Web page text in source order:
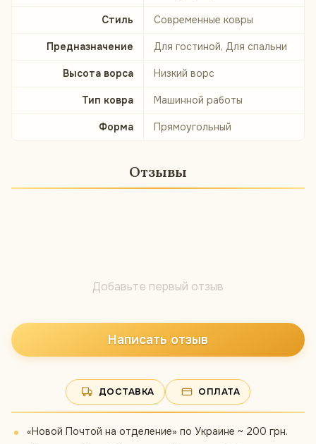
Стиль Современные ковры
Предназначение Для гостиной, Для спальни
Высота ворса Низкий ворс
Тип ковра Машинной работы
Форма Прямоугольный
Отзывы
Добавьте первый отзыв
Написать отзыв
ДОСТАВКА ОПЛАТА
«Новой Почтой на отделение» по Украине ~ 200 грн.